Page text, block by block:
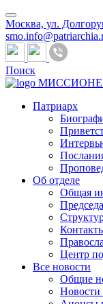
Москва, ул.
Поиск
Патриарх
Об отделе
Общая
Центр
Все новости
Общие
Новости